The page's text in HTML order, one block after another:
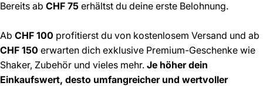
Bereits ab CHF 75 erhältst du deine erste Belohnung.
Ab CHF 100 profitierst du von kostenlosem Versand und ab
CHF 150 erwarten dich exklusive Premium-Geschenke wie
Shaker, Zubehör und vieles mehr. Je höher dein
Einkaufswert, desto umfangreicher und wertvoller